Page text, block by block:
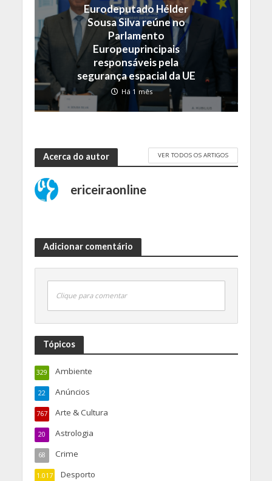
Eurodeputado Hélder
Sousa Silva reúne no
Parlamento
Europeuprincipais
responsáveis pela
segurança espacial da UE
Há 1 mês
Acerca do autor VER TODOS OS ARTIGOS
ericeiraonline
Adicionar comentário
Clique para comentar
Tópicos
Ambiente
329
Anúncios
22
Arte & Cultura
767
Astrologia
20
Crime
68
Desporto
1.017